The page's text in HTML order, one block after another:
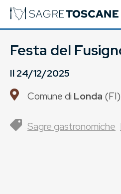
Festa del
Il24/12/2025
Comune di Londa (FI)
Sagre gastronomiche